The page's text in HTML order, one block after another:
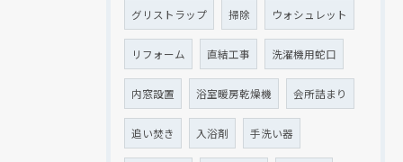
グリストラップ 掃除 ウォシュレット
リフォーム 直結工事 洗濯機用蛇口
内窓設置 浴室暖房乾燥機 会所詰まり
追い焚き 入浴剤 手洗い器